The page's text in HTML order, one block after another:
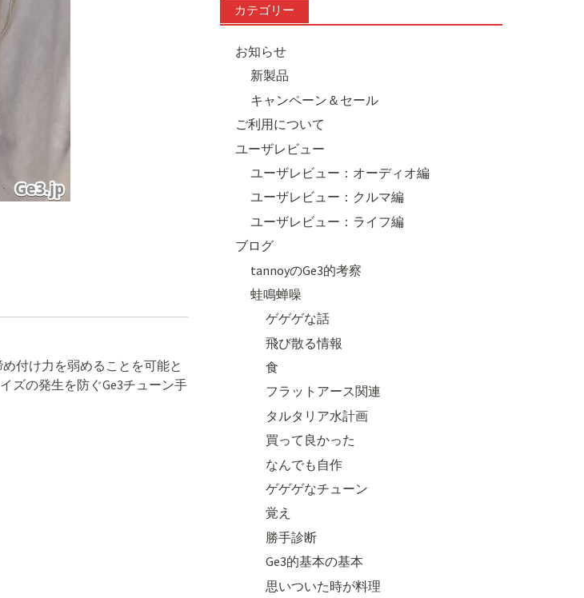
付け力を弱めることを可能と
ズの発生を防ぐGe3チューン手
カテゴリー
お知らせ
新製品
キャンペーン＆セール
ご利用について
ユーザレビュー
ユーザレビュー：オーディオ編
ユーザレビュー：クルマ編
ユーザレビュー：ライフ編
ブログ
tannoyのGe3的考察
蛙鳴蝉噪
ゲゲゲな話
飛び散る情報
食
フラットアース関連
タルタリア水計画
買って良かった
なんでも自作
ゲゲゲなチューン
覚え
勝手診断
Ge3的基本の基本
思いついた時が料理